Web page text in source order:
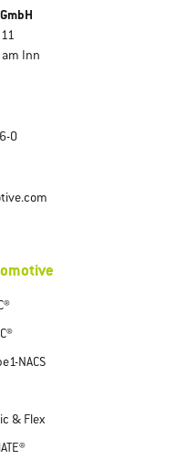
Inn
0
NACS
& Flex